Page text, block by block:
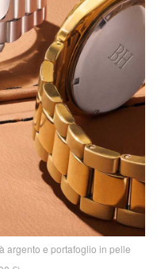
argento e portafoglio in pelle